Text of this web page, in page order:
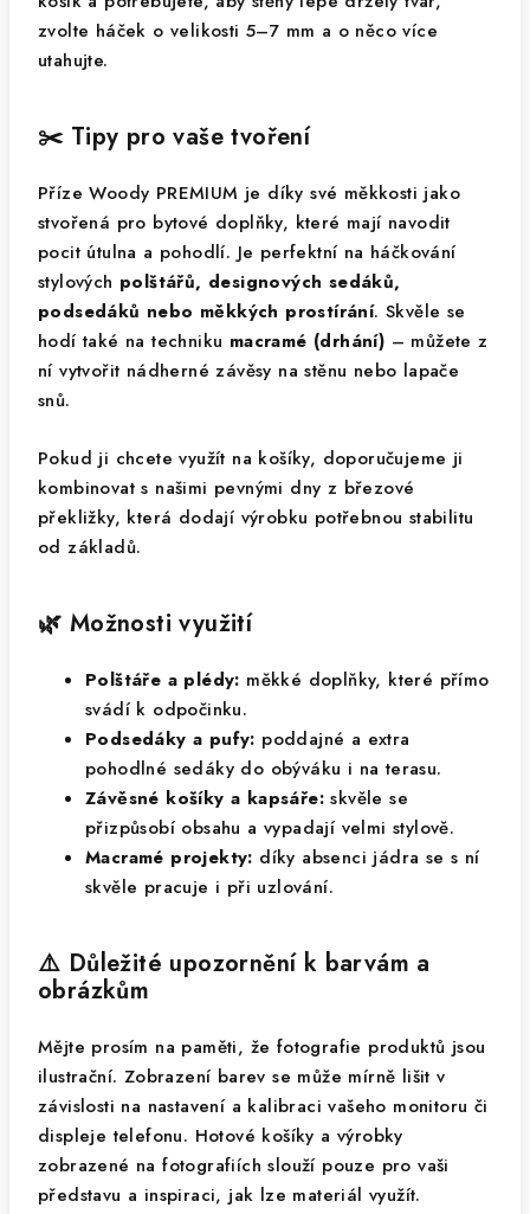
zvolte háček o velikosti 5–7 mm a o něco více
utahujte.
✂️ Tipy pro vaše tvoření
Příze Woody PREMIUM je díky své měkkosti jako
stvořená pro bytové doplňky, které mají navodit
pocit útulna a pohodlí. Je perfektní na háčkování
stylových polštářů, designových sedáků,
podsedáků nebo měkkých prostírání. Skvěle se
hodí také na techniku macramé (drhání) – můžete z
ní vytvořit nádherné závěsy na stěnu nebo lapače
snů.
Pokud ji chcete využít na košíky, doporučujeme ji
kombinovat s našimi pevnými dny z březové
překližky, která dodají výrobku potřebnou stabilitu
od základů.
🌿 Možnosti využití
Polštáře a plédy: měkké doplňky, které přímo
svádí k odpočinku.
Podsedáky a pufy: poddajné a extra
pohodlné sedáky do obýváku i na terasu.
Závěsné košíky a kapsáře: skvěle se
přizpůsobí obsahu a vypadají velmi stylově.
Macramé projekty: díky absenci jádra se s ní
skvěle pracuje i při uzlování.
⚠️ Důležité upozornění k barvám a
obrázkům
Mějte prosím na paměti, že fotografie produktů jsou
ilustrační. Zobrazení barev se může mírně lišit v
závislosti na nastavení a kalibraci vašeho monitoru či
displeje telefonu. Hotové košíky a výrobky
zobrazené na fotografiích slouží pouze pro vaši
představu a inspiraci, jak lze materiál využít.